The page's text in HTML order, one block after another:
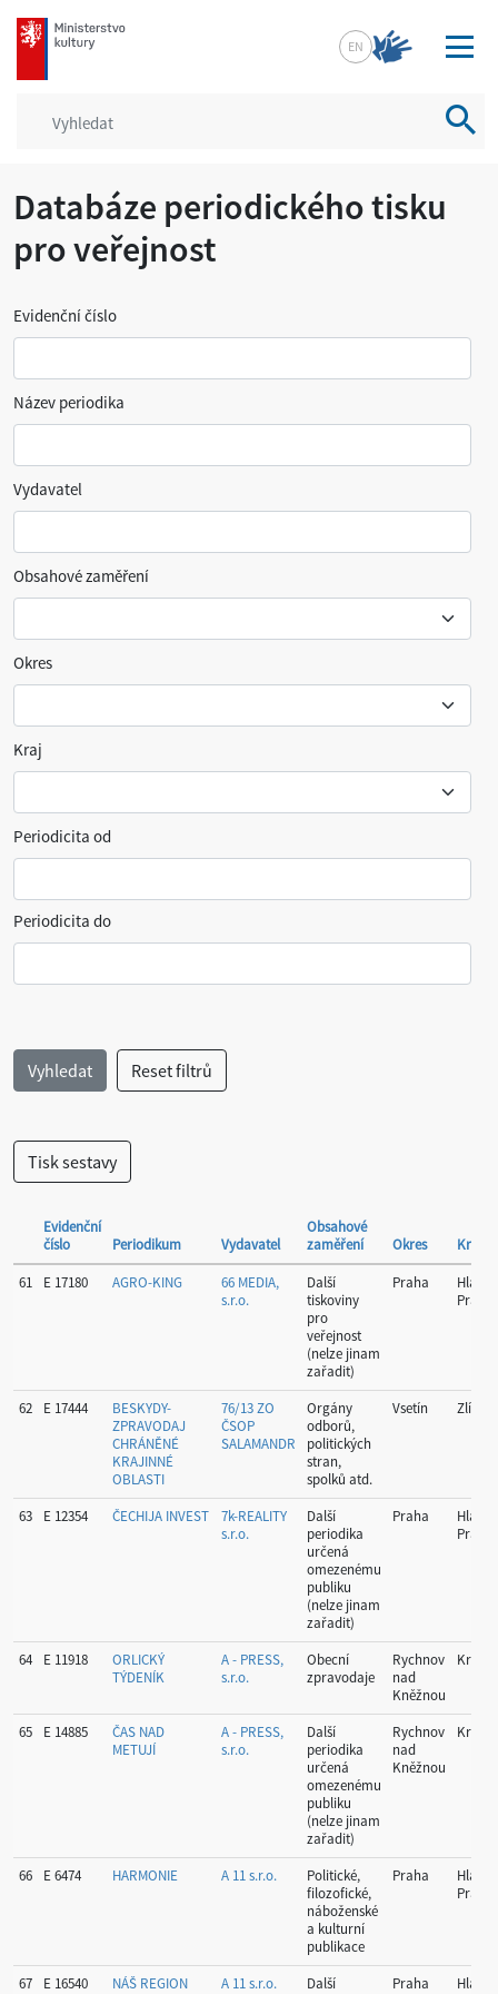
mkcr.cz
EN
Databáze periodického tisku
pro veřejnost
Evidenční číslo
Název periodika
Vydavatel
Obsahové zaměření
Okres
Kraj
Periodicita od
Periodicita do
Evidenční
číslo
Periodikum Vydavatel
Obsahové
zaměření
Okres
Kraj
61
E 17180 AGRO-KING
66 MEDIA,
s.r.o.
Další
tiskoviny
pro
veřejnost
(nelze jinam
zařadit)
Praha
Praha
62 E 17444
BESKYDY-
ZPRAVODAJ
CHRÁNĚNÉ
KRAJINNÉ
OBLASTI
76/13 ZO
ČSOP
SALAMANDR
Orgány
odborů,
politických
stran,
spolků atd.
Vsetín Zlínský
63 E 12354 ČECHIJA INVEST
7k-REALITY
s.r.o.
Další
periodika
určená
omezenému
publiku
(nelze jinam
zařadit)
Praha
Praha
64 E 11918
ORLICKÝ
TÝDENÍK
A - PRESS,
s.r.o.
Obecní
zpravodaje
Rychnov
nad
Kněžnou
65 E 14885
ČAS NAD
METUJÍ
A - PRESS,
s.r.o.
Další
periodika
určená
omezenému
publiku
(nelze jinam
zařadit)
Rychnov
nad
Kněžnou
66 E 6474 HARMONIE A 11 s.r.o.
Politické,
filozofické,
náboženské
a kulturní
publikace
Praha
Praha
67 E 16540 NÁŠ REGION A 11 s.r.o.
Další
Praha